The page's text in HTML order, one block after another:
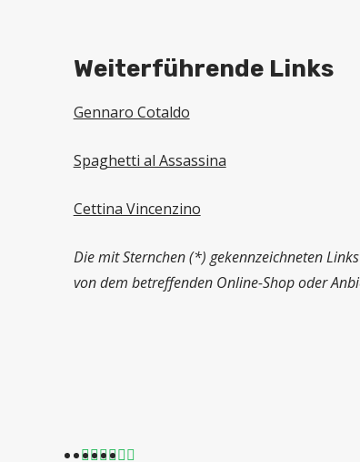
Weiterführende Links
Gennaro Cotaldo
Spaghetti al Assassina
Cettina Vincenzino
Die mit Sternchen (*) gekennzeichneten
von dem betreffenden Online-Shop oder